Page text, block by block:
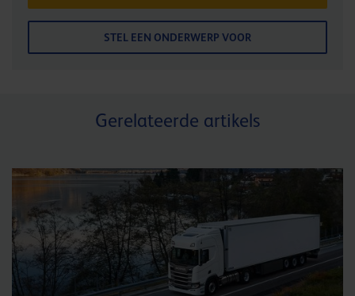
STEL EEN ONDERWERP VOOR
Gerelateerde artikels